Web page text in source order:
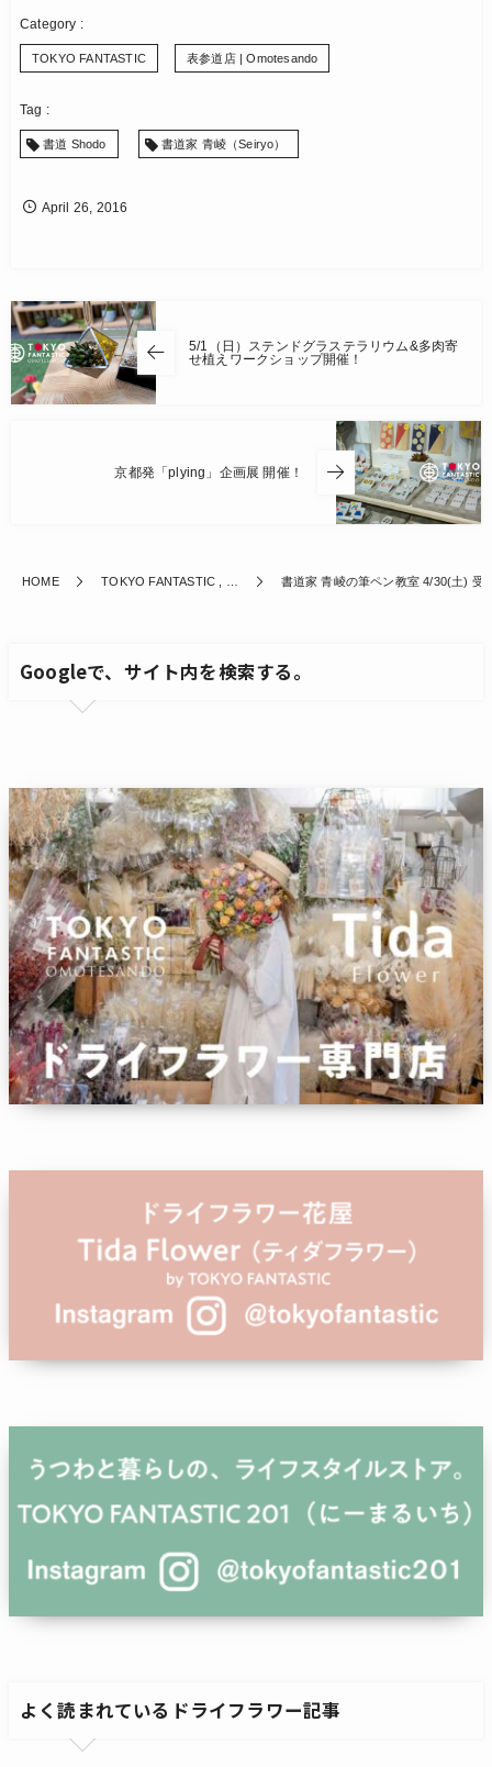
TOKYO FANTASTIC 表参道店 | Omotesando
書道 Shodo 書道家 青崚（Seiryo）
April 26 2016
5/1（日）ステンドグラステラリウム&多肉寄
せ植えワークショップ開催！
京都発「plying」企画展 開催！
HOME TOKYO FANTASTIC , … 書道家 青崚の筆ペン教室 4/30(土) 受
Googleで、サイト内を検索する。
よく読まれているドライフラワー記事